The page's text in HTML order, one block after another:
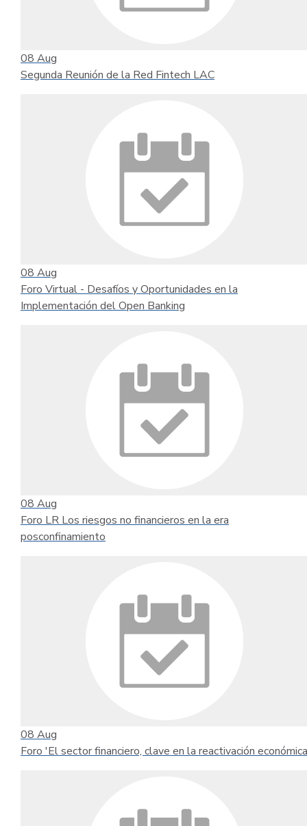
08 Aug
Segunda Reunión de la Red Fintech LAC
08 Aug
Foro Virtual - Desafíos y Oportunidades en la
Implementación del Open Banking
08 Aug
Foro LR Los riesgos no financieros en la era
posconfinamiento
08 Aug
Foro 'El sector financiero, clave en la reactivación